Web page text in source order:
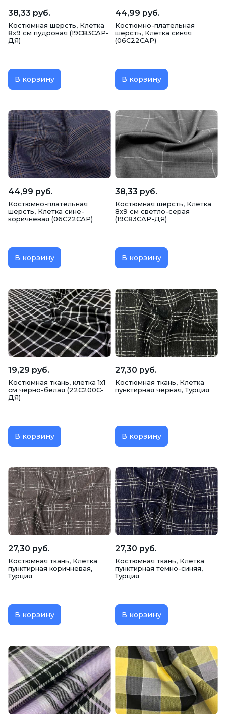
38,33 руб.
Костюмная шерсть, Клетка
8х9 см пудровая (19С83САР-
ДЯ)
В корзину
44,99 руб.
Костюмно-плательная
шерсть, Клетка синяя
(06С22САР)
В корзину
44,99 руб.
Костюмно-плательная
шерсть, Клетка сине-
коричневая (06С22САР)
В корзину
38,33 руб.
Костюмная шерсть, Клетка
8х9 см светло-серая
(19С83САР-ДЯ)
В корзину
19,29 руб.
Костюмная ткань, клетка 1х1
см черно-белая (22С200С-
ДЯ)
В корзину
27,30 руб.
Костюмная ткань, Клетка
пунктирная черная, Турция
В корзину
27,30 руб.
Костюмная ткань, Клетка
пунктирная коричневая,
Турция
В корзину
27,30 руб.
Костюмная ткань, Клетка
пунктирная темно-синяя,
Турция
В корзину